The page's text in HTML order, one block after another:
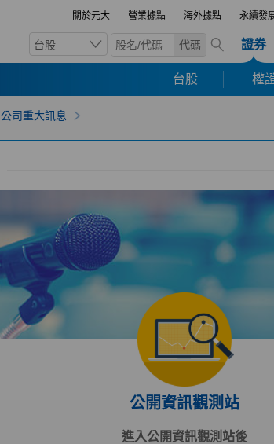
關於元大 營業據點 海外據點 永續發
台股 代碼 證券
台股 權
公司重大訊息
公開資訊觀測站
進入公開資訊觀測站後